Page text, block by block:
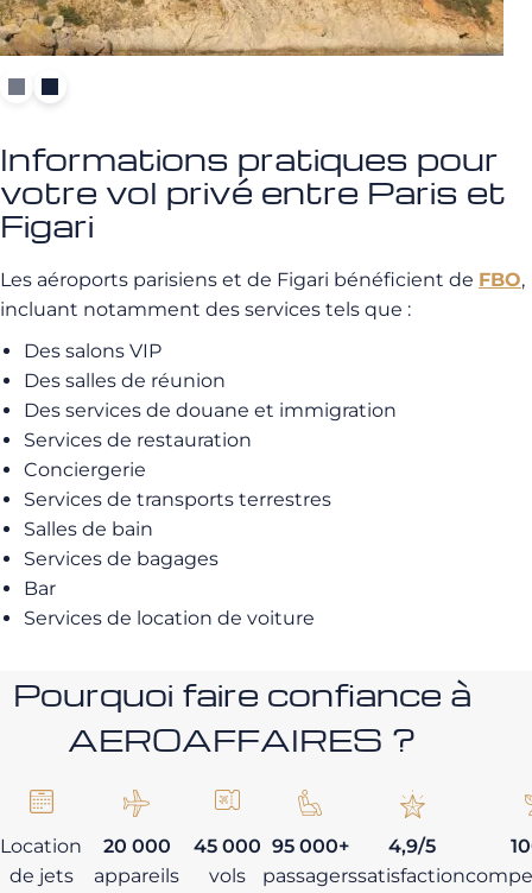
Informations pratiques pour
votre vol privé entre Paris et
Figari
Les aéroports parisiens et de Figari bénéficient de FBO,
incluant notamment des services tels que :
Des salons VIP
Des salles de réunion
Des services de douane et immigration
Services de restauration
Conciergerie
Services de transports terrestres
Salles de bain
Services de bagages
Bar
Services de location de voiture
Pourquoi faire confiance à
AEROAFFAIRES ?
Location
de jets
20 000
appareils
45 000
vols
95 000+
passagers
4,9/5
satisfaction